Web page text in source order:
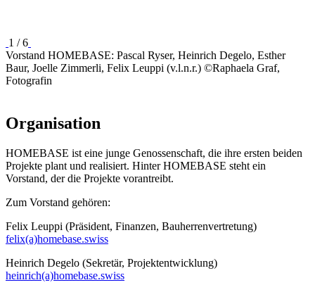
1 / 6
Vorstand HOMEBASE: Pascal Ryser, Heinrich Degelo, Esther
Baur, Joelle Zimmerli, Felix Leuppi (v.l.n.r.) ©Raphaela Graf,
Fotografin
Organisation
HOMEBASE ist eine junge Genossenschaft, die ihre ersten beiden
Projekte plant und realisiert. Hinter HOMEBASE steht ein
Vorstand, der die Projekte vorantreibt.
Zum Vorstand gehören:
Felix Leuppi (Präsident, Finanzen, Bauherrenvertretung)
felix(a)homebase.swiss
Heinrich Degelo (Sekretär, Projektentwicklung)
heinrich(a)homebase.swiss